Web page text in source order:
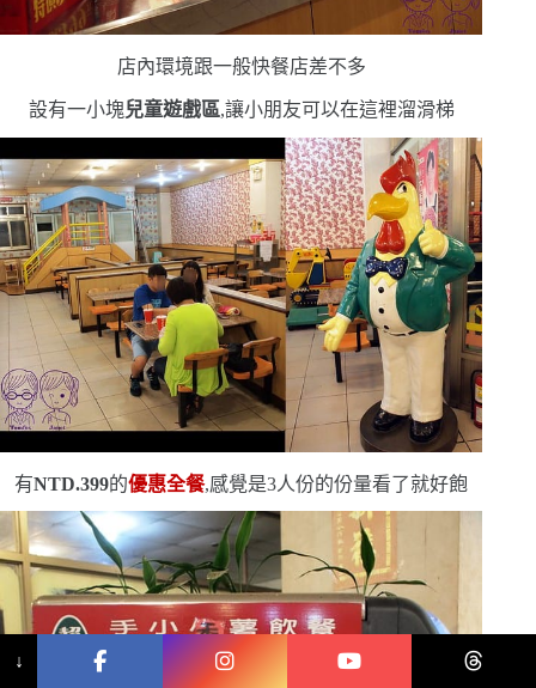
店內環境跟一般快餐店差不多
設有一小塊兒童遊戲區,讓小朋友可以在這裡溜滑梯
有NTD.399的優惠全餐,感覺是3人份的份量看了就好飽
↓